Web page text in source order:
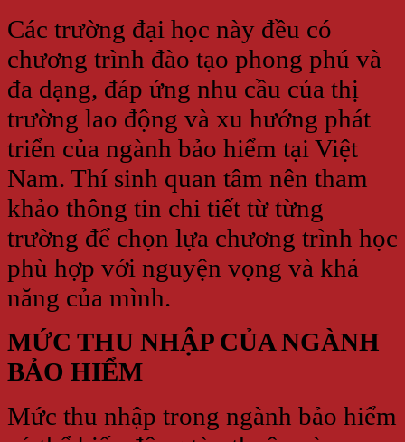
Các trường đại học này đều có
chương trình đào tạo phong phú và
đa dạng, đáp ứng nhu cầu của thị
trường lao động và xu hướng phát
triển của ngành bảo hiểm tại Việt
Nam. Thí sinh quan tâm nên tham
khảo thông tin chi tiết từ từng
trường để chọn lựa chương trình học
phù hợp với nguyện vọng và khả
năng của mình.
MỨC THU NHẬP CỦA NGÀNH
BẢO HIỂM
Mức thu nhập trong ngành bảo hiểm